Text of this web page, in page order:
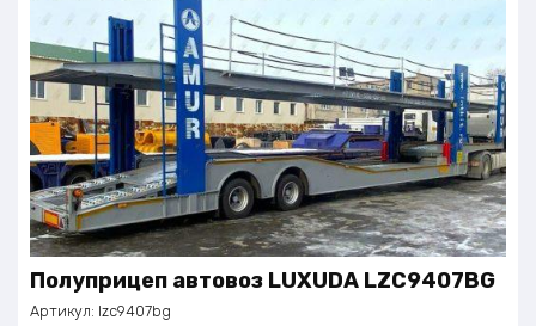
Полуприцеп автовоз LUXUDA LZC9407BG
Артикул: lzc9407bg